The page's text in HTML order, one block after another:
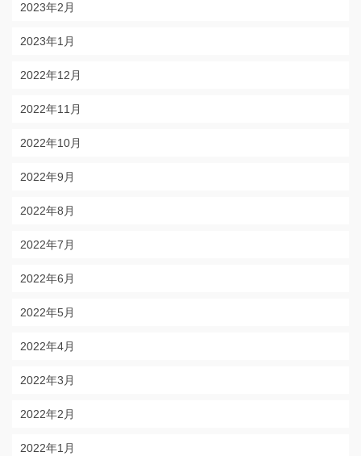
2023年2月
2023年1月
2022年12月
2022年11月
2022年10月
2022年9月
2022年8月
2022年7月
2022年6月
2022年5月
2022年4月
2022年3月
2022年2月
2022年1月